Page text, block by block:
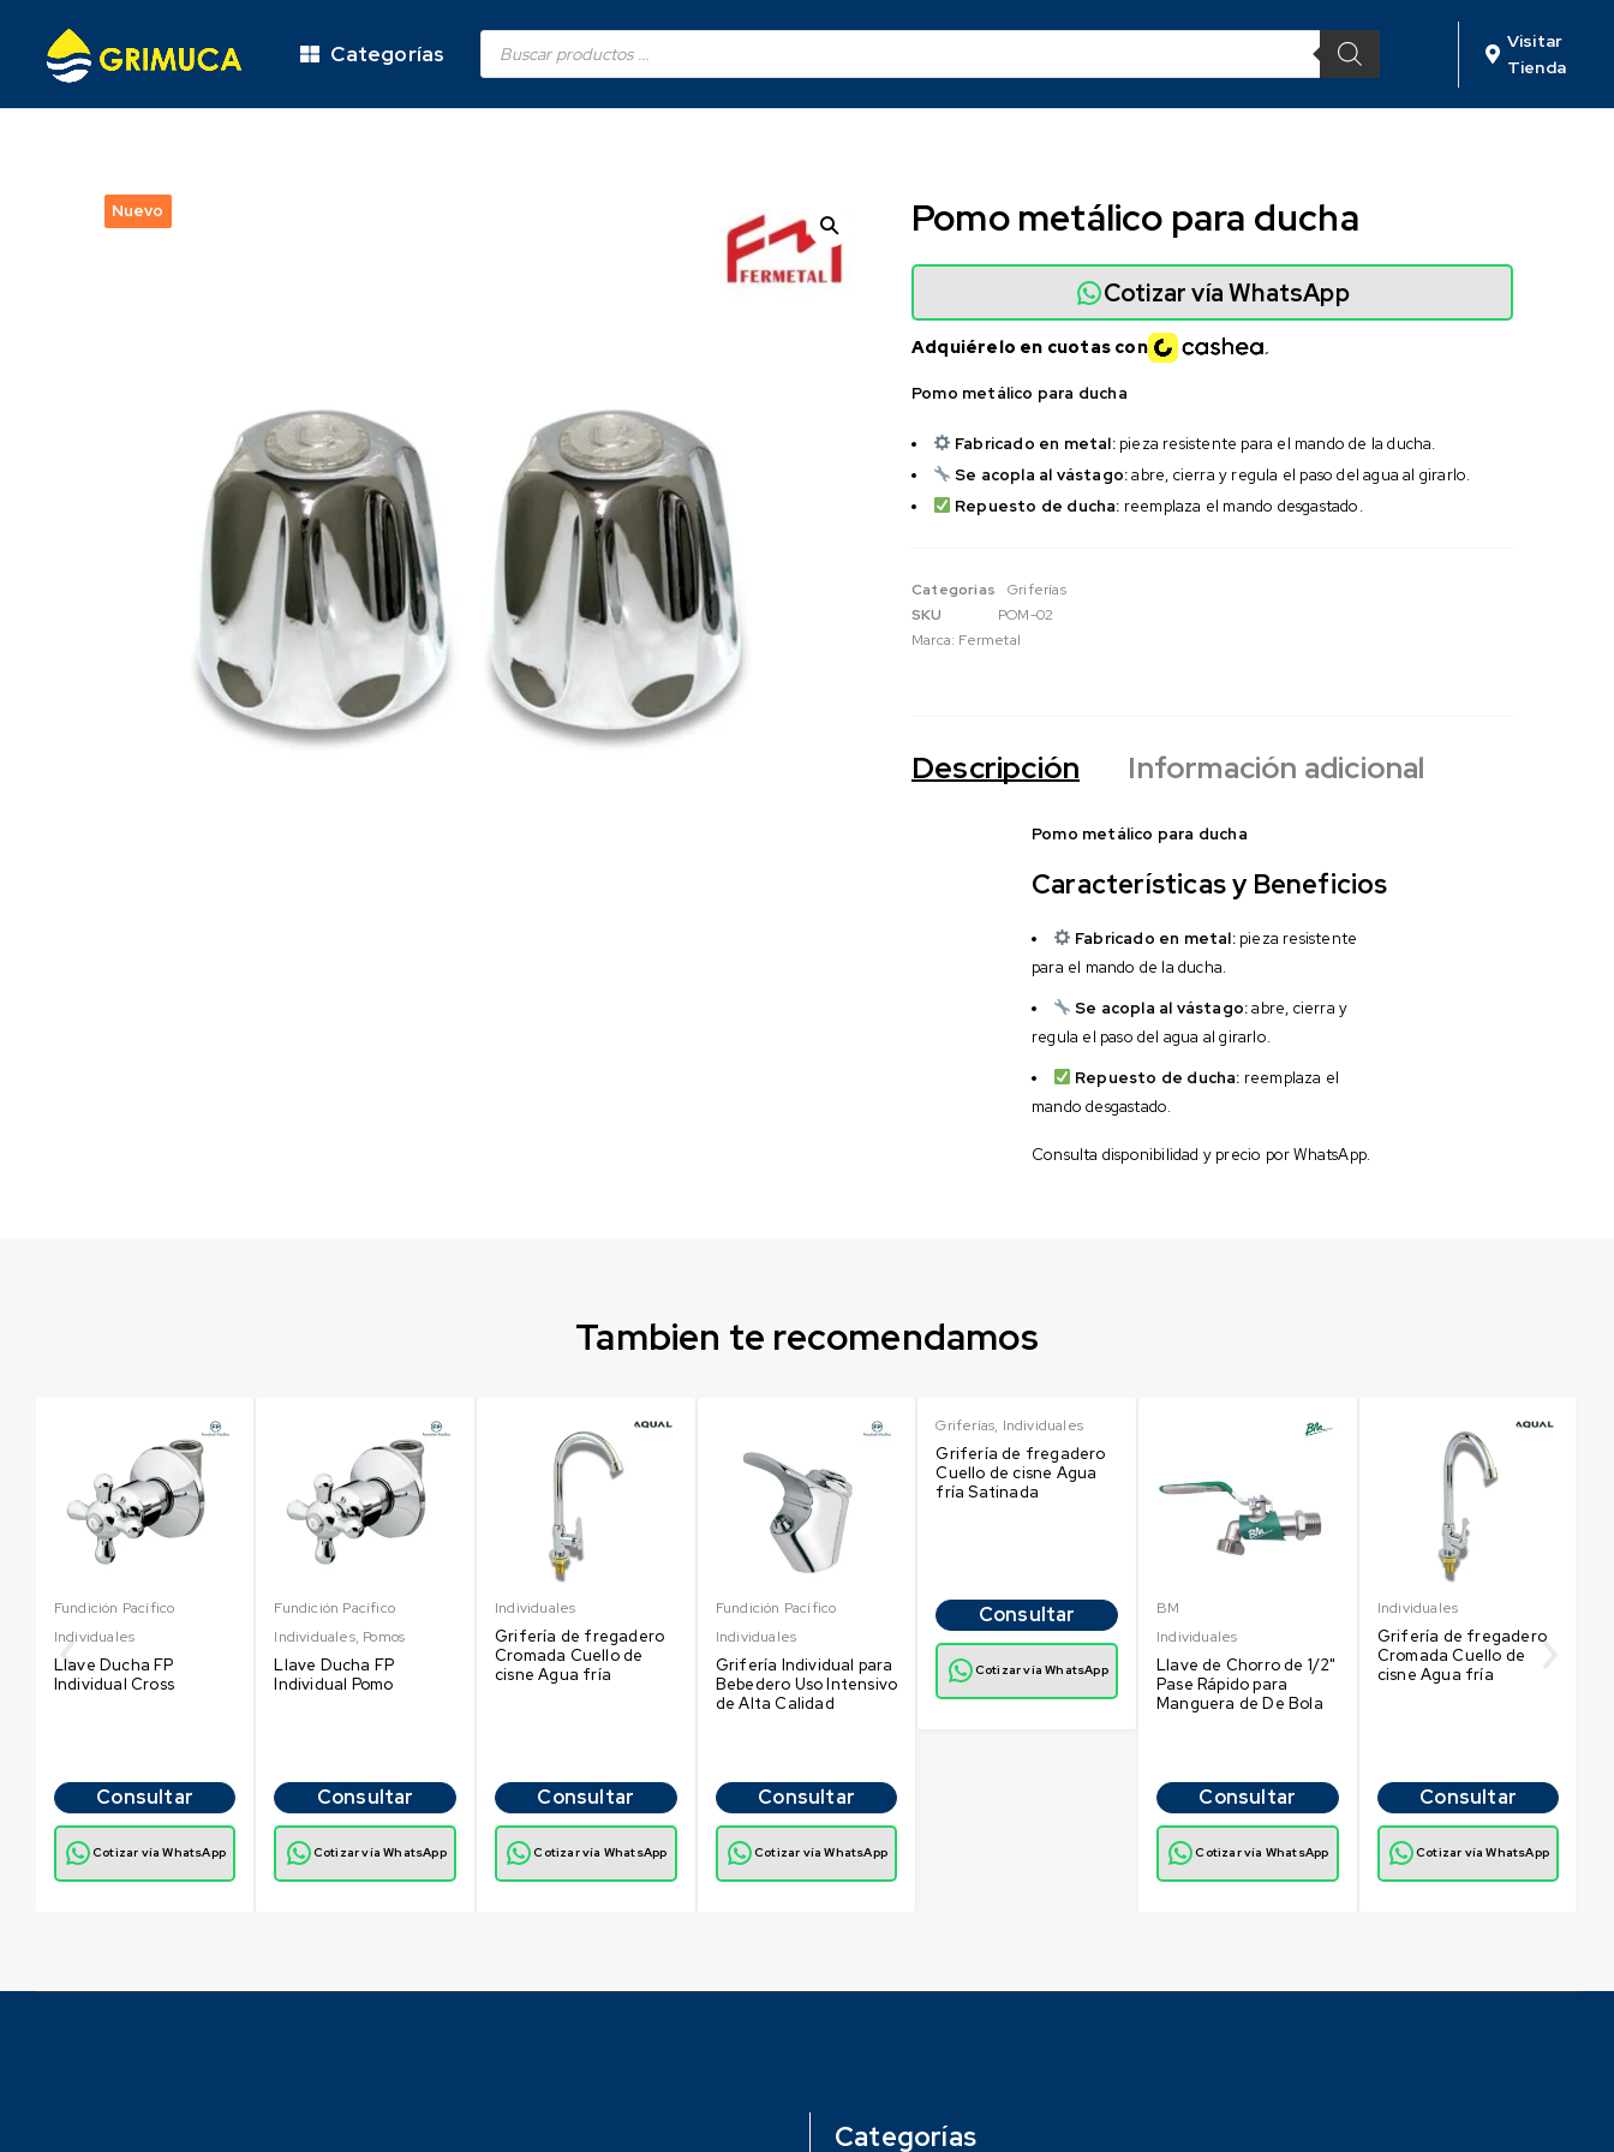
Categorías
Visitar
Tienda
Nuevo Pomo metálico para ducha
Pomo metálico para ducha
Fabricado en metal:pieza resistente para el mando de la ducha.
Se acopla al vástago:abre, cierra y regula el paso del agua al girarlo.
Repuesto de ducha: reemplaza el mando desgastado.
Cotizar vía WhatsApp
Adquiérelo en cuotas con
Categorias
Griferías
SKU
POM-02
Marca: Fermetal
Descripción Información adicional
Pomo metálico para ducha
Características y Beneficios
Fabricado en metal:pieza resistente
para el mando de la ducha.
Se acopla al vástago:abre, cierra y
regula el paso del agua al girarlo.
Repuesto de ducha: reemplaza el
mando desgastado.
Consulta disponibilidad y precio por WhatsApp.
Tambien te recomendamos
Fundición Pacífico
Individuales
Llave Ducha FP
Individual Cross
Consultar
Cotizar vía WhatsApp
Fundición Pacífico
Individuales, Pomos
Llave Ducha FP
Individual Pomo
Consultar
Cotizar vía WhatsApp
Individuales
Grifería de fregadero
Cromada Cuello de
cisne Agua fría
Consultar
Cotizar vía WhatsApp
Fundición Pacífico
Individuales
Grifería Individual para
Bebedero Uso Intensivo
de Alta Calidad
Consultar
Cotizar vía WhatsApp
Griferías, Individuales
Grifería de fregadero
Cuello de cisne Agua
fría Satinada
Consultar
Cotizar vía WhatsApp
BM
Individuales
Llave de Chorro de 1/2"
Pase Rápido para
Manguera de De Bola
Consultar
Cotizar vía WhatsApp
Individuales
Grifería de fregadero
Cromada Cuello de
cisne Agua fría
Consultar
Cotizar vía WhatsApp
Categorías